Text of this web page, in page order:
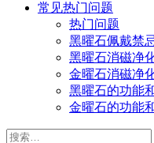
常见热门问题
热门问题
黑曜石佩戴禁
黑曜石消磁净
金曜石消磁净
黑曜石的功能
金曜石的功能
搜